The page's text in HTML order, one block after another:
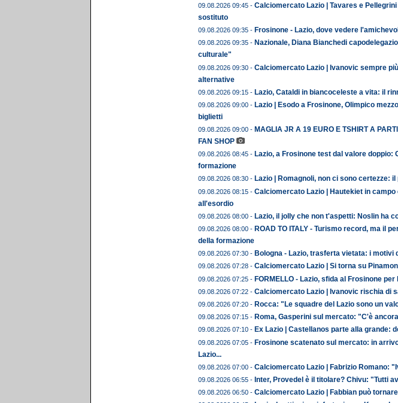
09.08.2026 09:45 - Calciomercato Lazio | Tavares e
sostituto
09.08.2026 09:35 - Frosinone - Lazio, dove vedere
09.08.2026 09:35 - Nazionale, Diana Bianchedi
culturale"
09.08.2026 09:30 - Calciomercato Lazio | Ivanovic sempre
alternative
09.08.2026 09:15 - Lazio, Cataldi in biancoceleste a vita: il
09.08.2026 09:00 - Lazio | Esodo a Frosinone, Olimpico
biglietti
09.08.2026 09:00 - MAGLIA JR A 19 EURO E TSHIRT A
FAN SHOP
09.08.2026 08:45 - Lazio, a Frosinone test dal valore doppio:
formazione
09.08.2026 08:30 - Lazio | Romagnoli, non ci sono certezze:
09.08.2026 08:15 - Calciomercato Lazio | Hautekiet in
all'esordio
09.08.2026 08:00 - Lazio, il jolly che non t'aspetti: Noslin ha
09.08.2026 08:00 - ROAD TO ITALY - Turismo record, ma il
della formazione
09.08.2026 07:30 - Bologna - Lazio, trasferta vietata: i motivi
09.08.2026 07:28 - Calciomercato Lazio | Si torna su
09.08.2026 07:25 - FORMELLO - Lazio, sfida al Frosinone
09.08.2026 07:22 - Calciomercato Lazio | Ivanovic rischia di
09.08.2026 07:20 - Rocca: "Le squadre del Lazio sono un
09.08.2026 07:15 - Roma, Gasperini sul mercato: "C'è
09.08.2026 07:10 - Ex Lazio | Castellanos parte alla grande:
09.08.2026 07:05 - Frosinone scatenato sul mercato: in
Lazio...
09.08.2026 07:00 - Calciomercato Lazio | Fabrizio Romano:
09.08.2026 06:55 - Inter, Provedel è il titolare? Chivu: "Tutti
09.08.2026 06:50 - Calciomercato Lazio | Fabbian può